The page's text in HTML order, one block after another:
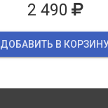
2 490
ДОБАВИТЬ В